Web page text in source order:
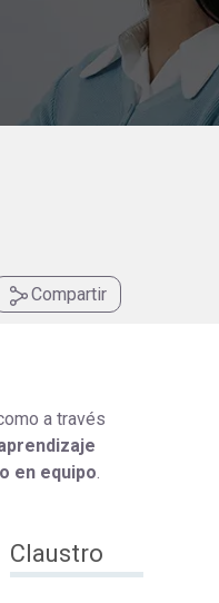
Cursos con Doble
Masters con Titulación
Universitaria
Masters Profesionales
Compartir
a través
en equipo.
Claustro